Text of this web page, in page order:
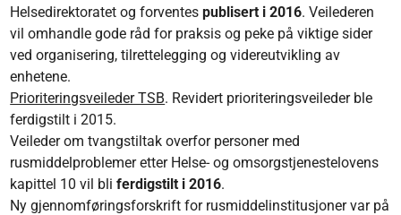
Helsedirektoratet og forventespublisert i 2016. Veilederen
vil omhandle gode råd for praksis og peke på viktige sider
ved organisering, tilrettelegging og videreutvikling av
enhetene.
Prioriteringsveileder TSB. Revidert prioriteringsveileder ble
ferdigstilt i 2015.
Veileder om tvangstiltak overfor personer med
rusmiddelproblemer etter Helse- og omsorgstjenestelovens
kapittel 10 vil bliferdigstilt i 2016.
Ny gjennomføringsforskrift for rusmiddelinstitusjoner var på